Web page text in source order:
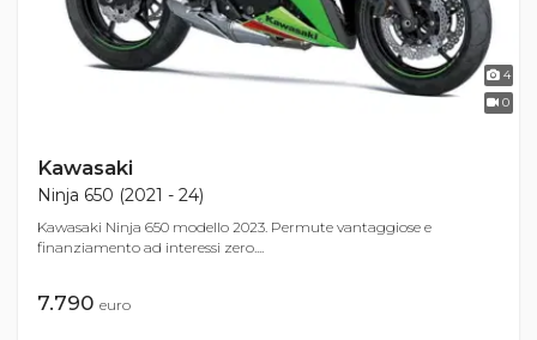
4
0
Kawasaki
Ninja 650 (2021 - 24)
Kawasaki Ninja 650 modello 2023. Permute vantaggiose e
finanziamento ad interessi zero....
7.790 euro